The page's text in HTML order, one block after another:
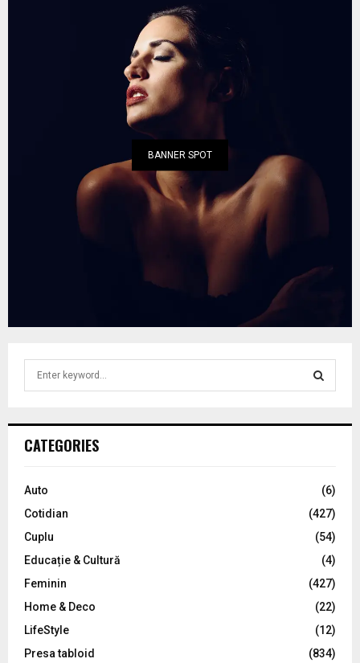
BANNER SPOT
h
o
:
C
CATEGORIES
Auto
(6)
Cotidian
(427)
Cuplu
(54)
Educație & Cultură
(4)
Feminin
(427)
Home & Deco
(22)
LifeStyle
(12)
Presa tabloid
(834)